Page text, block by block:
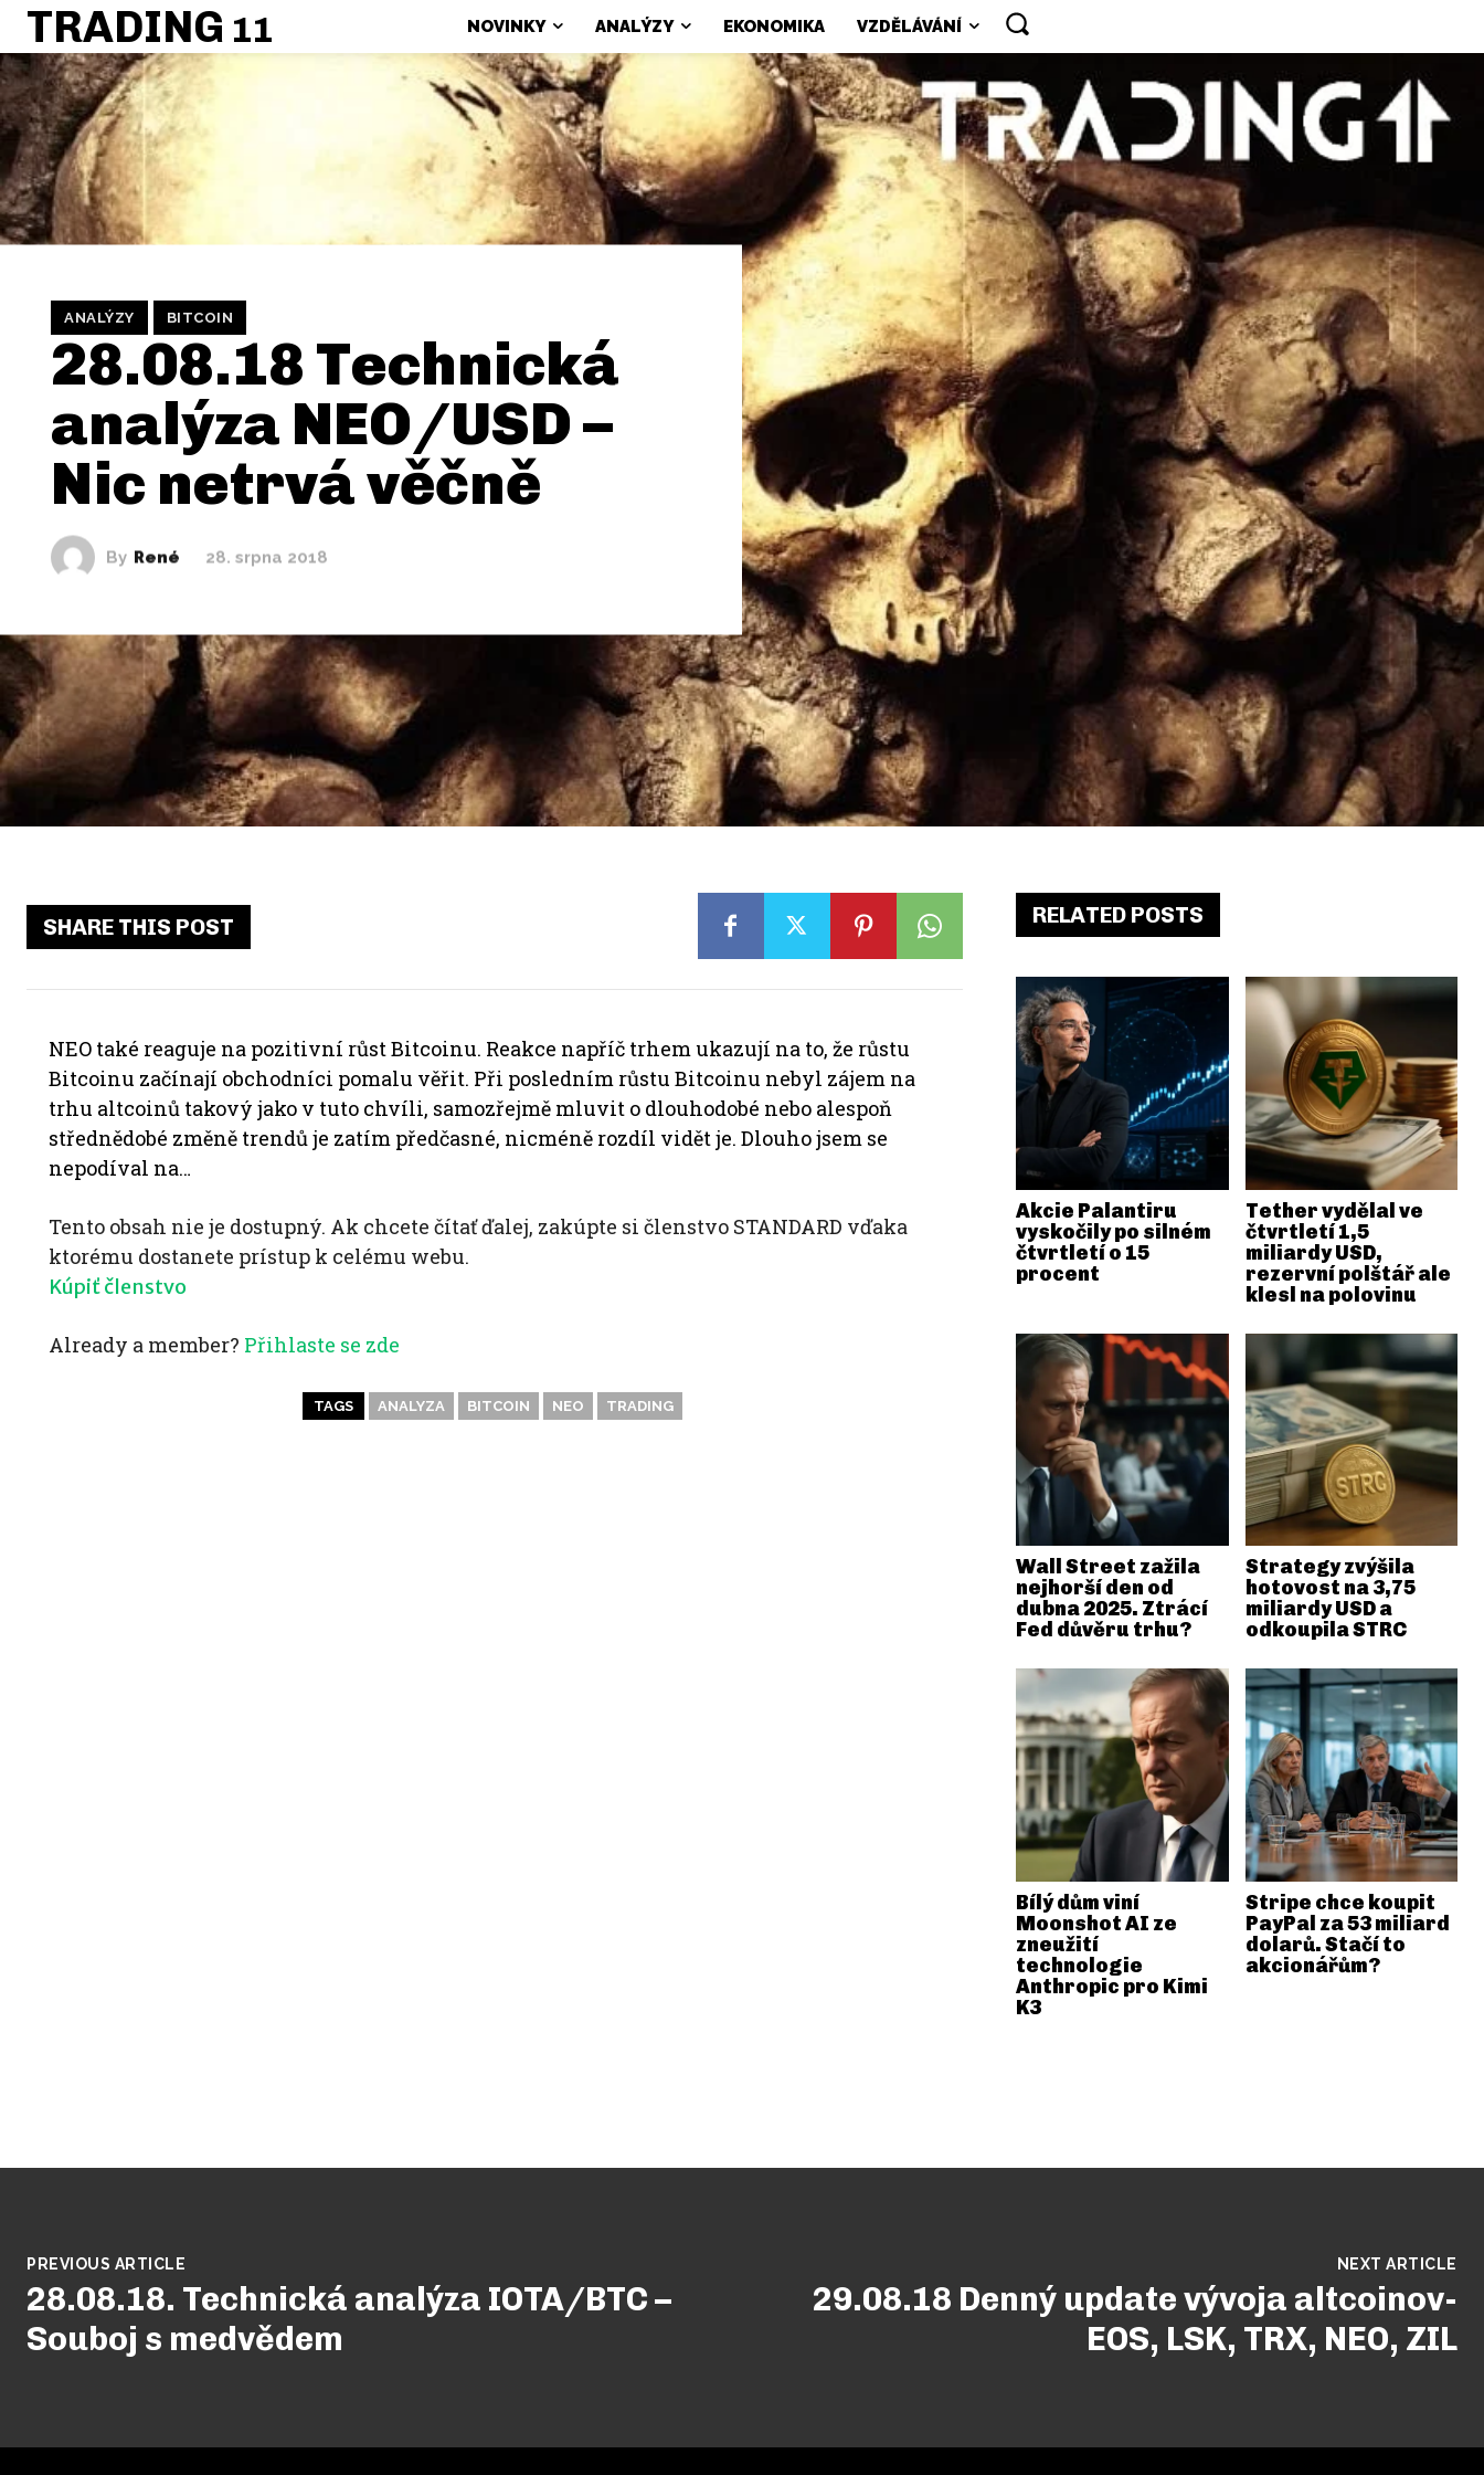
TRADING 11 NOVINKY ANALÝZY EKONOMIKA VZDĚLÁVÁNÍ
ANALÝZY BITCOIN
28.08.18 Technická
analýza NEO/USD –
Nic netrvá věčně
By René 28. srpna 2018
SHARE THIS POST
NEO také reaguje na pozitivní růst Bitcoinu. Reakce napříč trhem ukazují na to, že růstu
Bitcoinu začínají obchodníci pomalu věřit. Při posledním růstu Bitcoinu nebyl zájem na
trhu altcoinů takový jako v tuto chvíli, samozřejmě mluvit o dlouhodobé nebo alespoň
střednědobé změně trendů je zatím předčasné, nicméně rozdíl vidět je. Dlouho jsem se
nepodíval na…
Tento obsah nie je dostupný. Ak chcete čítať ďalej, zakúpte si členstvo STANDARD vďaka
ktorému dostanete prístup k celému webu.
Kúpiť členstvo
Already a member? Přihlaste se zde
TAGS ANALYZA BITCOIN NEO TRADING
RELATED POSTS
Akcie Palantiru
vyskočily po silném
čtvrtletí o 15
procent
Tether vydělal ve
čtvrtletí 1,5
miliardy USD,
rezervní polštář ale
klesl na polovinu
Wall Street zažila
nejhorší den od
dubna 2025. Ztrácí
Fed důvěru trhu?
Strategy zvýšila
hotovost na 3,75
miliardy USD a
odkoupila STRC
Bílý dům viní
Moonshot AI ze
zneužití
technologie
Anthropic pro Kimi
K3
Stripe chce koupit
PayPal za 53 miliard
dolarů. Stačí to
akcionářům?
PREVIOUS ARTICLE
28.08.18. Technická analýza IOTA/BTC –
Souboj s medvědem
NEXT ARTICLE
29.08.18 Denný update vývoja altcoinov-
EOS, LSK, TRX, NEO, ZIL